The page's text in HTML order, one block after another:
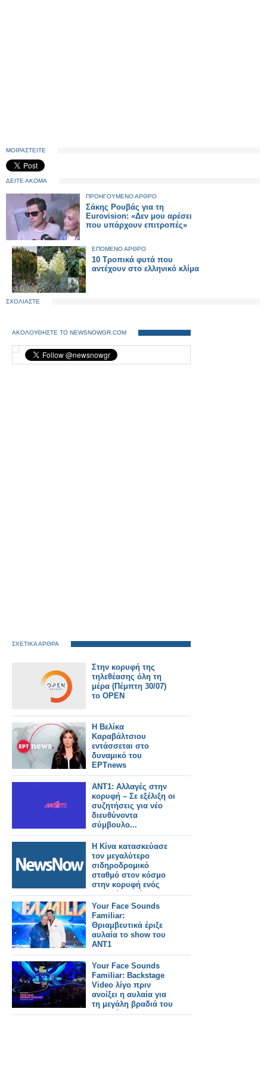
ΜΟΙΡΑΣΤΕΙΤΕ
ΔΕΙΤΕ ΑΚΟΜΑ
ΠΡΟΗΓΟΥΜΕΝΟ ΑΡΘΡΟ
Σάκης Ρουβάς για τη
Eurovision: «Δεν μου αρέσει
που υπάρχουν επιτροπές»
ΕΠΟΜΕΝΟ ΑΡΘΡΟ
10 Τροπικά φυτά που
αντέχουν στο ελληνικό κλίμα
ΣΧΟΛΙΑΣΤΕ
ΑΚΟΛΟΥΘΗΣΤΕ ΤΟ NEWSNOWGR.COM
ΣΧΕΤΙΚΑ ΑΡΘΡΑ
Στην κορυφή της
τηλεθέασης όλη τη
μέρα (Πέμπτη 30/07)
το OPEN
Η Βελίκα
Καραβάλτσιου
εντάσσεται στο
δυναμικό του
ΕΡΤnews
ΑΝΤ1: Αλλαγές στην
κορυφή – Σε εξέλιξη οι
συζητήσεις για νέο
διευθύνοντα
σύμβουλο...
Η Κίνα κατασκεύασε
τον μεγαλύτερο
σιδηροδρομικό
σταθμό στον κόσμο
στην κορυφή ενός
βουνού σε μόλις 38
μήνες!
Your Face Sounds
Familiar:
Θριαμβευτικά έριξε
αυλαία το show του
ΑΝΤ1
Your Face Sounds
Familiar: Backstage
Video λίγο πριν
ανοίξει η αυλαία για
τη μεγάλη βραδιά του
Τελικού